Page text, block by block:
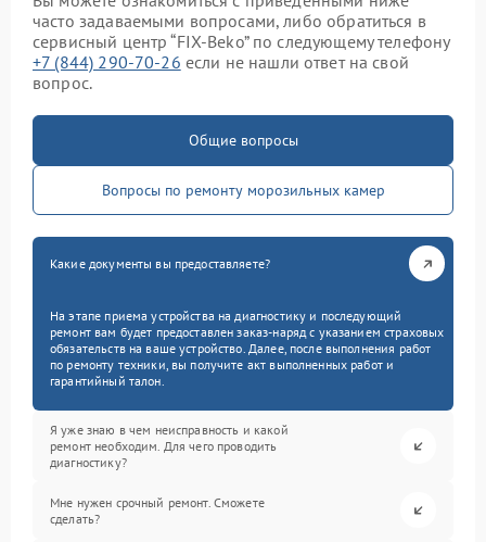
часто задаваемыми вопросами, либо обратиться в
сервисный центр “FIX-Beko” по следующему телефону
+7 (844) 290-70-26 если не нашли ответ на свой
вопрос.
Общие вопросы
Вопросы по ремонту морозильных камер
Какие документы вы предоставляете?
На этапе приема устройства на диагностику и последующий
ремонт вам будет предоставлен заказ-наряд с указанием страховых
обязательств на ваше устройство. Далее, после выполнения работ
по ремонту техники, вы получите акт выполненных работ и
гарантийный талон.
Я уже знаю в чем неисправность и какой
ремонт необходим. Для чего проводить
диагностику?
Мне нужен срочный ремонт. Сможете
сделать?